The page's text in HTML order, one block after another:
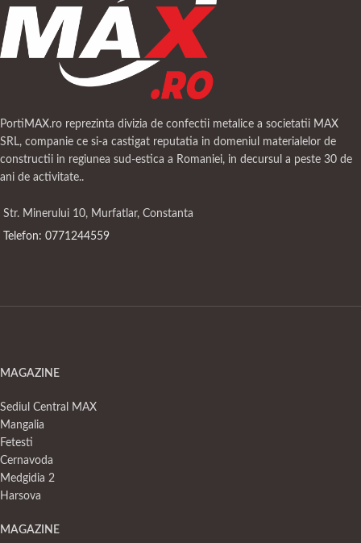
PortiMAX.ro reprezinta divizia de confectii metalice a societatii MAX
SRL, companie ce si-a castigat reputatia in domeniul materialelor de
constructii in regiunea sud-estica a Romaniei, in decursul a peste 30 de
ani de activitate..
Str. Minerului 10, Murfatlar, Constanta
Telefon: 0771244559
MAGAZINE
Sediul Central MAX
Mangalia
Fetesti
Cernavoda
Medgidia 2
Harsova
MAGAZINE